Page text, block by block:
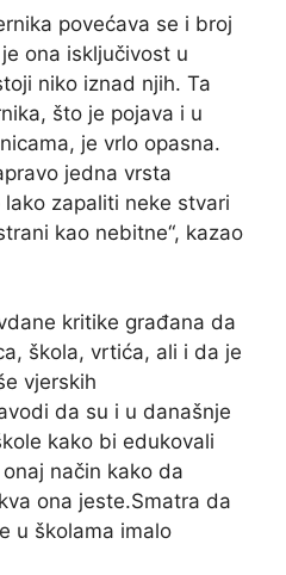
povećava se i broj
ona isključivost u
niko iznad njih. Ta
što je pojava i u
je vrlo opasna.
jedna vrsta
zapaliti neke stvari
kao nebitne“, kazao
kritike građana da
škola, vrtića, ali i da je
vjerskih
da su i u današnje
kako bi edukovali
način kako da
ona jeste.Smatra da
u školama imalo